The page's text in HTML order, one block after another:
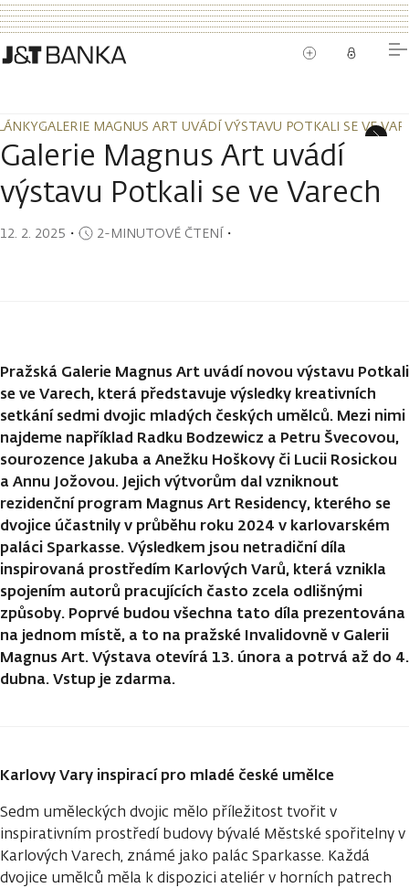
GALERIE MAGNUS ART UVÁDÍ VÝSTAVU POTKALI SE VE
GALERIE MAGNUS ART UVÁDÍ VÝSTAVU POTKALI SE VE
Galerie Magnus Art uvádí
výstavu Potkali se ve Varech
12. 2. 2025 ・ 2-MINUTOVÉ ČTENÍ・
Pražská Galerie Magnus Art uvádí novou výstavu Potkali
se ve Varech, která představuje výsledky kreativních
setkání sedmi dvojic mladých českých umělců. Mezi nimi
najdeme například Radku Bodzewicz a Petru Švecovou,
sourozence Jakuba a Anežku Hoškovy či Lucii Rosickou
a Annu Jožovou. Jejich výtvorům dal vzniknout
rezidenční program Magnus Art Residency, kterého se
dvojice účastnily v průběhu roku 2024 v karlovarském
paláci Sparkasse. Výsledkem jsou netradiční díla
inspirovaná prostředím Karlových Varů, která vznikla
spojením autorů pracujících často zcela odlišnými
způsoby. Poprvé budou všechna tato díla prezentována
na jednom místě, a to na pražské Invalidovně v Galerii
Magnus Art. Výstava otevírá 13. února a potrvá až do 4.
dubna. Vstup je zdarma.
Karlovy Vary inspirací pro mladé české umělce
Sedm uměleckých dvojic mělo příležitost tvořit v
inspirativním prostředí budovy bývalé Městské spořitelny v
Karlových Varech, známé jako palác Sparkasse. Každá
dvojice umělců měla k dispozici ateliér v horních patrech